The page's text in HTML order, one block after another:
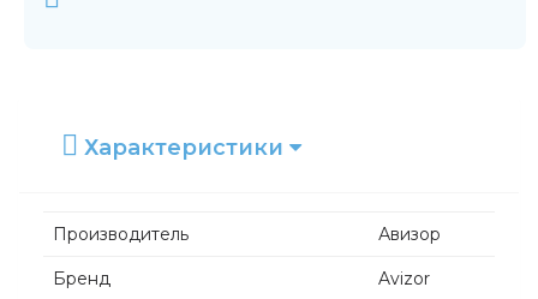
Характеристики
Производитель Авизор
Бренд Avizor